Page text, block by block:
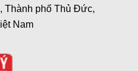
Thành phố Thủ Đức,
Nam